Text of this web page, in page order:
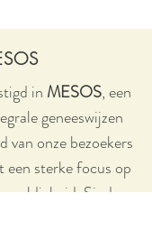
in MESOS, een
geneeswijzen
van onze bezoekers
sterke focus op
Sinds